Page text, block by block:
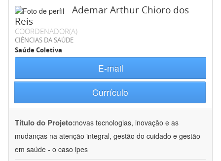
Ademar Arthur Chioro dos
Reis
COORDENADOR(A)
CIÊNCIAS DA SAÚDE
Saúde Coletiva
E-mail
Currículo
Título do Projeto:novas tecnologias, inovação e as
mudanças na atenção integral, gestão do cuidado e gestão
em saúde - o caso ipes